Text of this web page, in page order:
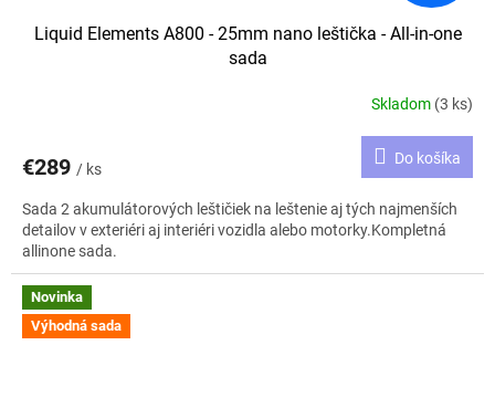
Liquid Elements A800 - 25mm nano leštička - All-in-one
sada
Skladom (3 ks)
€289 / ks
Do košíka
Sada 2 akumulátorových leštičiek na leštenie aj tých najmenších
detailov v exteriéri aj interiéri vozidla alebo motorky.Kompletná
allinone sada.
Novinka
Výhodná sada